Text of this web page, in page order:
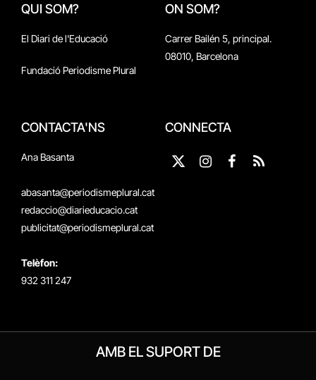
QUI SOM?
El Diari de l'Educació
Fundació Periodisme Plural
ON SOM?
Carrer Bailén 5, principal.
08010, Barcelona
CONTACTA'NS
Ana Basanta
abasanta@periodismeplural.cat
redaccio@diarieducacio.cat
publicitat@periodismeplural.cat
Telèfon:
932 311 247
CONNECTA
X
InstagramFacebook
RSS
AMB EL SUPORT DE